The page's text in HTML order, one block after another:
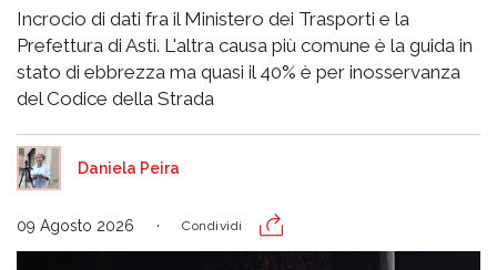
Incrocio di dati fra il Ministero dei Trasporti e la
Prefettura di Asti. L'altra causa più comune è la guida in
stato di ebbrezza ma quasi il 40% è per inosservanza
del Codice della Strada
Daniela Peira
09 Agosto 2026 Condividi